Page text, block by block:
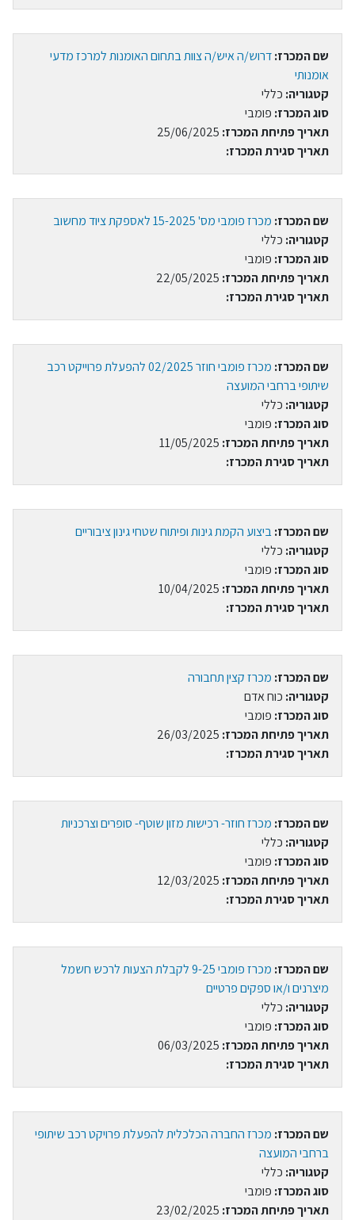
שם המכרז:דרוש/ה איש/ה צוות בתחום האומנות למרכז מדעי
אומנותי
קטגוריה: כללי
סוג המכרז: פומבי
תאריך פתיחת המכרז: 25/06/2025
תאריך סגירת המכרז:
שם המכרז: מכרז פומבי מס' 15-2025 לאספקת ציוד מחשוב
קטגוריה: כללי
סוג המכרז: פומבי
תאריך פתיחת המכרז: 22/05/2025
תאריך סגירת המכרז:
שם המכרז:
מכרז פומבי חוזר 02/2025 להפעלת פרוייקט רכב
שיתופי ברחבי המועצה
קטגוריה: כללי
סוג המכרז: פומבי
תאריך פתיחת המכרז: 11/05/2025
תאריך סגירת המכרז:
שם המכרז:ביצוע הקמת גינות ופיתוח שטחי גינון ציבוריים
קטגוריה: כללי
סוג המכרז: פומבי
תאריך פתיחת המכרז: 10/04/2025
תאריך סגירת המכרז:
שם המכרז: מכרז קצין תחבורה
קטגוריה: כוח אדם
סוג המכרז: פומבי
תאריך פתיחת המכרז: 26/03/2025
תאריך סגירת המכרז:
שם המכרז: מכרז חוזר- רכישות מזון שוטף- סופרים וצרכניות
קטגוריה: כללי
סוג המכרז: פומבי
תאריך פתיחת המכרז: 12/03/2025
תאריך סגירת המכרז:
שם המכרז:
מכרז פומבי 9-25 לקבלת הצעות לרכש חשמל
מיצרנים ו/או ספקים פרטיים
קטגוריה: כללי
סוג המכרז: פומבי
תאריך פתיחת המכרז: 06/03/2025
תאריך סגירת המכרז:
שם המכרז: מכרז החברה הכלכלית להפעלת פרויקט רכב שיתופי
ברחבי המועצה
קטגוריה: כללי
סוג המכרז: פומבי
תאריך פתיחת המכרז: 23/02/2025